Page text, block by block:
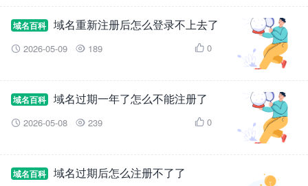
域名百科 域名重新注册后怎么登录不上去了
 2026-05-09  189  0
域名百科 域名过期一年了怎么不能注册了
 2026-05-08  239  0
域名百科 域名过期后怎么注册不了了